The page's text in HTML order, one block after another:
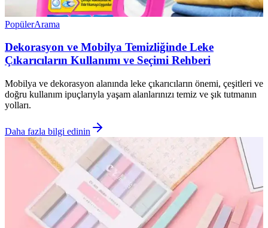
PopülerArama
Dekorasyon ve Mobilya Temizliğinde Leke
Çıkarıcıların Kullanımı ve Seçimi Rehberi
Mobilya ve dekorasyon alanında leke çıkarıcıların önemi, çeşitleri ve
doğru kullanım ipuçlarıyla yaşam alanlarınızı temiz ve şık tutmanın
yolları.
Daha fazla bilgi edinin